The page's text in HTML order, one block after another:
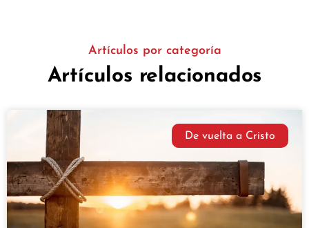
Artículos por categoría
Artículos relacionados
De vuelta a Cristo